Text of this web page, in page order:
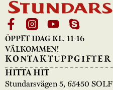
ÖPPET IDAG KL. 11-16
VÄLKOMMEN!
KONTAKTUPPGIFTER
HITTA HIT
Stundarsvägen 5, 65450 SOLF